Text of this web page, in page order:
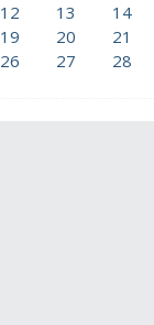
12 13 14
19 20 21
26 27 28